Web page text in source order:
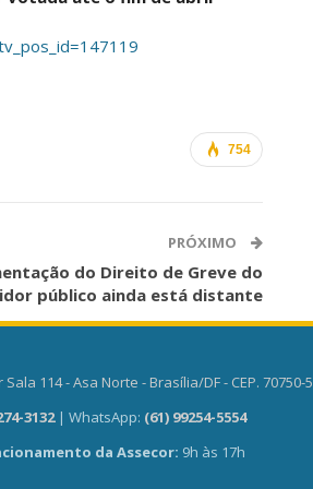
754
PRÓXIMO
do Direito de Greve do
público ainda está distante
Sala 114 - Asa Norte - Brasília/DF - CEP. 70750-
3132 | WhatsApp: (61) 99254-5554
da Assecor: 9h às 17h